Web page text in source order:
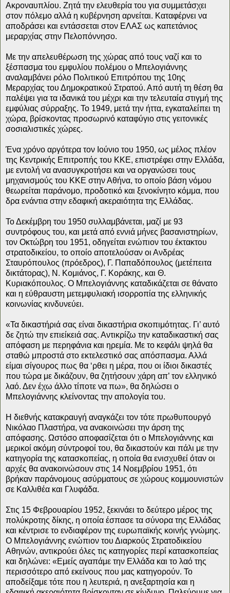
Ακροναυπλίου. Ζητά την ελευθερία του για συμμετάσχει
στον πόλεμο αλλά η κυβέρνηση αρνείται. Καταφέρνει να
αποδράσει και εντάσσεται στον ΕΛΑΣ ως καπετάνιος
μεραρχίας στην Πελοπόννησο.
Με την απελευθέρωση της χώρας από τους ναζί και το
ξέσπασμα του εμφυλίου πολέμου ο Μπελογιάννης
αναλαμβάνει ρόλο Πολιτικού Επιτρόπου της 10ης
Μεραρχίας του Δημοκρατικού Στρατού. Από αυτή τη θέση θα
παλέψει για τα ιδανικά του μέχρι και την τελευταία στιγμή της
εμφύλιας σύρραξης. Το 1949, μετά την ήττα, εγκαταλείπει τη
χώρα, βρίσκοντας προσωρινό καταφύγιο στις γειτονικές
σοσιαλιστικές χώρες.
Ένα χρόνο αργότερα τον Ιούνιο του 1950, ως μέλος πλέον
της Κεντρικής Επιτροπής του ΚΚΕ, επιστρέφει στην Ελλάδα,
με εντολή να ανασυγκροτήσει και να οργανώσει τους
μηχανισμούς του ΚΚΕ στην Αθήνα, το οποίο βάση νόμου
θεωρείται παράνομο, προδοτικό και ξενοκίνητο κόμμα, που
δρα ενάντια στην εδαφική ακεραιότητα της Ελλάδας.
Το Δεκέμβρη του 1950 συλλαμβάνεται, μαζί με 93
συντρόφους του, και μετά από εννιά μήνες βασανιστηρίων,
τον Οκτώβρη του 1951, οδηγείται ενώπιον του έκτακτου
στρατοδικείου, το οποίο αποτελούσαν οι Ανδρέας
Σταυρόπουλος (πρόεδρος), Γ. Παπαδόπουλος (μετέπειτα
δικτάτορας), Ν. Κομιάνος, Γ. Κοράκης, και Θ.
Κυριακόπουλος. Ο Μπελογιάννης καταδικάζεται σε θάνατο
και η εύθραυστη μετεμφυλιακή ισορροπία της ελληνικής
κοινωνίας κινδυνεύει.
«Τα δικαστήριά σας είναι δικαστήρια σκοπιμότητας. Γι’ αυτό
δε ζητώ την επιείκειά σας. Αντικρίζω την καταδικαστική σας
απόφαση με περηφάνια και ηρεμία. Με το κεφάλι ψηλά θα
σταθώ μπροστά στο εκτελεστικό σας απόσπασμα. Αλλά
είμαι σίγουρος πως θα ‘ρθει η μέρα, που οι ίδιοι δικαστές
που τώρα με δικάζουν, θα ζητήσουν χάρη απ’ τον ελληνικό
λαό. Δεν έχω άλλο τίποτε να πω», θα δηλώσει ο
Μπελογιάννης κλείνοντας την απολογία του.
Η διεθνής κατακραυγή αναγκάζει τον τότε πρωθυπουργό
Νικόλαο Πλαστήρα, να ανακοινώσει την άρση της
απόφασης. Ωστόσο αποφασίζεται ότι ο Μπελογιάννης και
μερικοί ακόμη σύντροφοί του, θα δικαστούν και πάλι με την
κατηγορία της κατασκοπείας, η οποία θα ενισχυθεί όταν οι
αρχές θα ανακοινώσουν στις 14 Νοεμβρίου 1951, ότι
βρήκαν παράνομους ασύρματους σε χώρους κομμουνιστών
σε Καλλιθέα και Γλυφάδα.
Στις 15 Φεβρουαρίου 1952, ξεκινάει το δεύτερο μέρος της
πολύκροτης δίκης, η οποία έσπασε τα σύνορα της Ελλάδας
και κέντρισε το ενδιαφέρον της ευρωπαϊκής κοινής γνώμης.
Ο Μπελογιάννης ενώπιον του Διαρκούς Στρατοδικείου
Αθηνών, αντικρούει όλες τις κατηγορίες περί κατασκοπείας
και δηλώνει: «Εμείς αγαπάμε την Ελλάδα και το λαό της
περισσότερο από εκείνους που μας κατηγορούν. Το
αποδείξαμε τότε που η λευτεριά, η ανεξαρτησία και η